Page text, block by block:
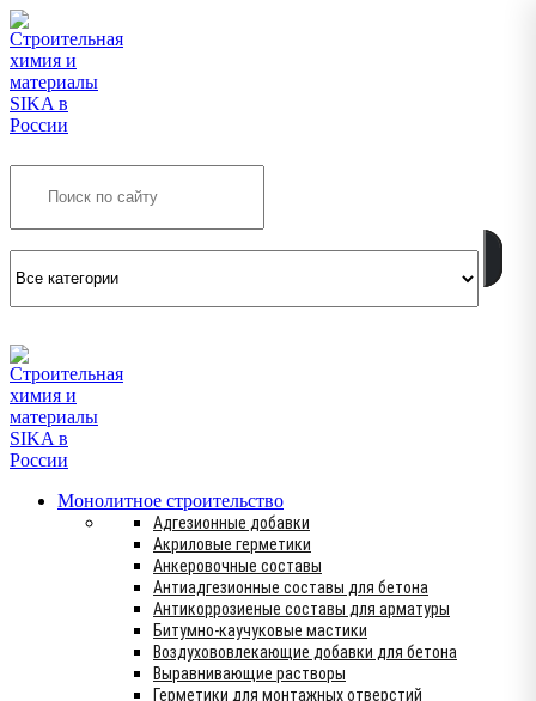
Монолитное строительство
Адгезионные добавки
Акриловые герметики
Анкеровочные составы
Антиадгезионные составы для бетона
Антикоррозиеные составы для арматуры
Битумно-каучуковые мастики
Воздухововлекающие добавки для бетона
Выравнивающие растворы
Герметики для монтажных отверстий